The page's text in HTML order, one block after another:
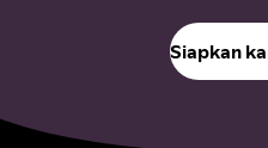
Siapkan